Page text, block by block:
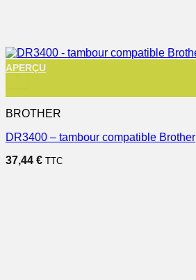
+
APERÇU
BROTHER
DR3400 – tambour compatible Brother
37,44 € TTC